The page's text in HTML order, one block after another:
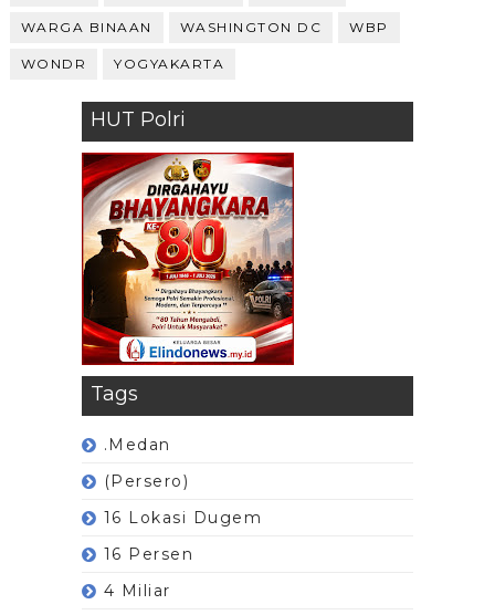
WARGA BINAAN WASHINGTON DC WBP
WONDR YOGYAKARTA
HUT Polri
Tags
.Medan
(Persero)
16 Lokasi Dugem
16 Persen
4 Miliar